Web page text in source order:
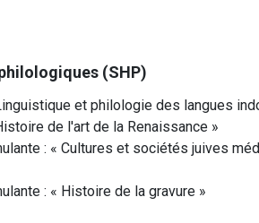
(SHP)
et philologie des langues
de l'art de la Renaissance »
: « Cultures et sociétés juives
: « Histoire de la gravure »